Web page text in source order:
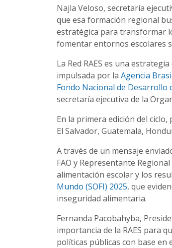
Najla Veloso, secretaria
que esa formación regional
estratégica para transformar
fomentar entornos escolares
La Red RAES es una
impulsada por la Agencia
Fondo Nacional de Desarrollo
secretaría ejecutiva de la
En la primera edición del
El Salvador, Guatemala,
A través de un mensaje
FAO y Representante
alimentación escolar y los
Mundo (SOFI) 2025, que
inseguridad alimentaria.
Fernanda Pacobahyba,
importancia de la RAES para
políticas públicas con base en